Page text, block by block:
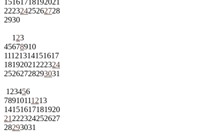
22232425262728
2930
1 23
45678910
11121314151617
18192021 222324
25262728293031
1 23456
78910111213
14151617181920
21 222324252627
28293031